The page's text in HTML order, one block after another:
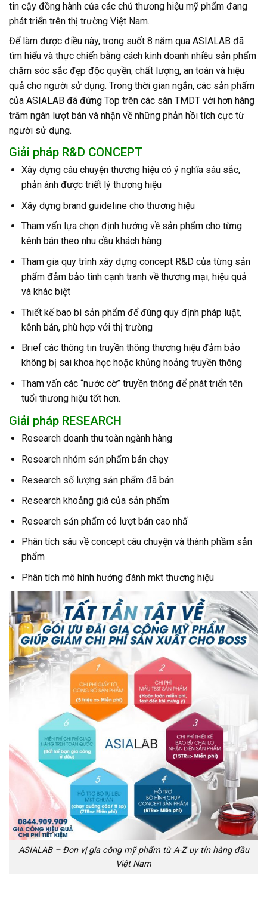
tin cậy đồng hành của các chủ thương hiệu mỹ phẩm đang
phát triển trên thị trường Việt Nam.
Để làm được điều này, trong suốt 8 năm qua ASIALAB đã
tìm hiểu và thực chiến bằng cách kinh doanh nhiều sản phẩm
chăm sóc sắc đẹp độc quyền, chất lượng, an toàn và hiệu
quả cho người sử dụng. Trong thời gian ngắn, các sản phẩm
của ASIALAB đã đứng Top trên các sàn TMDT với hơn hàng
trăm ngàn lượt bán và nhận về những phản hồi tích cực từ
người sử dụng.
Giải pháp R&D CONCEPT
Xây dựng câu chuyện thương hiệu có ý nghĩa sâu sắc,
phản ánh được triết lý thương hiệu
Xây dựng brand guideline cho thương hiệu
Tham vấn lựa chọn định hướng về sản phẩm cho từng
kênh bán theo nhu cầu khách hàng
Tham gia quy trình xây dựng concept R&D của từng sản
phẩm đảm bảo tính cạnh tranh về thương mại, hiệu quả
và khác biệt
Thiết kế bao bì sản phẩm để đúng quy định pháp luật,
kênh bán, phù hợp với thị trường
Brief các thông tin truyền thông thương hiệu đảm bảo
không bị sai khoa học hoặc khủng hoảng truyền thông
Tham vấn các “nước cờ” truyền thông để phát triển tên
tuổi thương hiệu tốt hơn.
Giải pháp RESEARCH
Research doanh thu toàn ngành hàng
Research nhóm sản phẩm bán chạy
Research số lượng sản phẩm đã bán
Research khoảng giá của sản phẩm
Research sản phẩm có lượt bán cao nhấ
Phân tích sâu về concept câu chuyện và thành phầm sản
phẩm
Phân tích mô hình hướng đánh mkt thương hiệu
ASIALAB – Đơn vị gia công mỹ phẩm từ A-Z uy tín hàng đầu
Việt Nam